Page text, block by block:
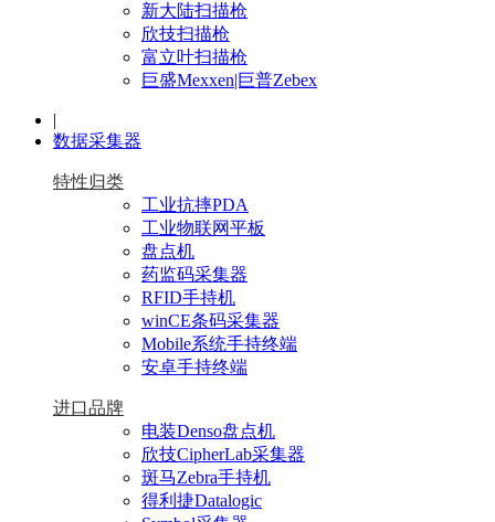
新大陆扫描枪
欣技扫描枪
富立叶扫描枪
巨盛Mexxen|巨普Zebex
|
数据采集器
特性归类
工业抗摔PDA
工业物联网平板
盘点机
药监码采集器
RFID手持机
winCE条码采集器
Mobile系统手持终端
安卓手持终端
进口品牌
电装Denso盘点机
欣技CipherLab采集器
斑马Zebra手持机
得利捷Datalogic